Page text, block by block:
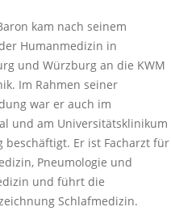
kam nach seinem
Humanmedizin in
und Würzburg an die KWM
Im Rahmen seiner
war er auch im
und am Universitätsklinikum
beschäftigt. Er ist Facharzt für
Pneumologie und
und führt die
Schlafmedizin.